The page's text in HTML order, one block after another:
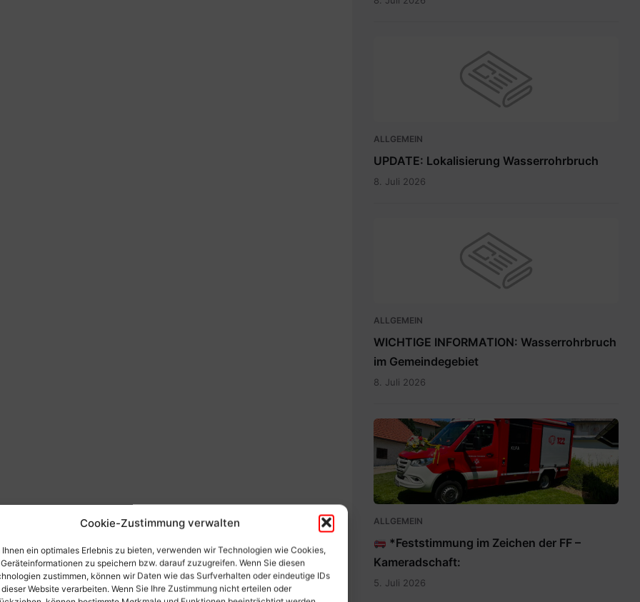
Cookie-Zustimmung verwalten
Ihnen ein optimales Erlebnis zu bieten, verwenden wir Technologien wie Cookies,
Geräteinformationen zu speichern bzw. darauf zuzugreifen. Wenn Sie diesen
zustimmen, können wir Daten wie das Surfverhalten oder eindeutige IDs
Website verarbeiten. Wenn Sie Ihre Zustimmung nicht erteilen oder
ALLGEMEIN
UPDATE: Lokalisierung Wasserrohrbruch
8. Juli 2026
ALLGEMEIN
WICHTIGE INFORMATION: Wasserrohrbruch
im Gemeindegebiet
8. Juli 2026
IMG-
20260705-
WA0009.jpg
ALLGEMEIN
*Feststimmung im Zeichen der FF –
Kameradschaft:
5. Juli 2026